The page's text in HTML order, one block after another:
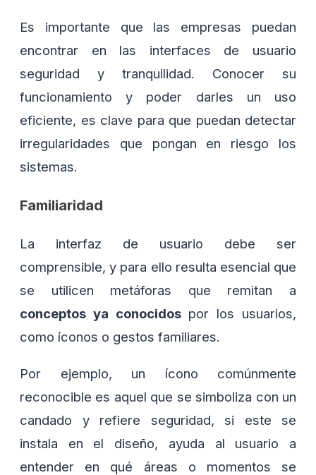
Es importante que las empresas puedan
encontrar en las interfaces de usuario
seguridad y tranquilidad. Conocer su
funcionamiento y poder darles un uso
eficiente, es clave para que puedan detectar
irregularidades que pongan en riesgo los
sistemas.
Familiaridad
La interfaz de usuario debe ser
comprensible, y para ello resulta esencial que
se utilicen metáforas que remitan a
conceptos ya conocidospor los usuarios,
como íconos o gestos familiares.
Por ejemplo, un ícono comúnmente
reconocible es aquel que se simboliza con un
candado y refiere seguridad, si este se
instala en el diseño, ayuda al usuario a
entender en qué áreas o momentos se